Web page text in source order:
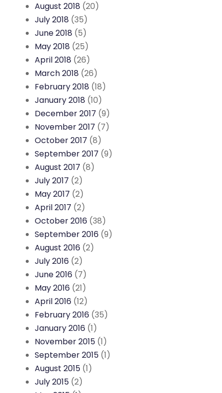
August 2018 (20)
July 2018 (35)
June 2018 (5)
May 2018 (25)
April 2018 (26)
March 2018 (26)
February 2018 (18)
January 2018 (10)
December 2017 (9)
November 2017 (7)
October 2017 (8)
September 2017 (9)
August 2017 (8)
July 2017 (2)
May 2017 (2)
April 2017 (2)
October 2016 (38)
September 2016 (9)
August 2016 (2)
July 2016 (2)
June 2016 (7)
May 2016 (21)
April 2016 (12)
February 2016 (35)
January 2016 (1)
November 2015 (1)
September 2015 (1)
August 2015 (1)
July 2015 (2)